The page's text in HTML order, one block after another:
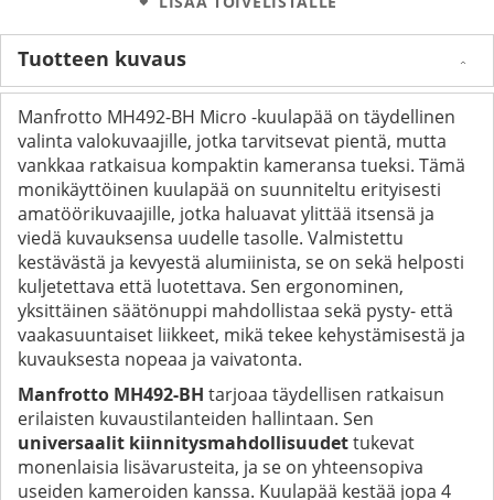
Tuotteen kuvaus
Manfrotto MH492-BH Micro -kuulapää on täydellinen
valinta valokuvaajille, jotka tarvitsevat pientä, mutta
vankkaa ratkaisua kompaktin kameransa tueksi. Tämä
monikäyttöinen kuulapää on suunniteltu erityisesti
amatöörikuvaajille, jotka haluavat ylittää itsensä ja
viedä kuvauksensa uudelle tasolle. Valmistettu
kestävästä ja kevyestä alumiinista, se on sekä helposti
kuljetettava että luotettava. Sen ergonominen,
yksittäinen säätönuppi mahdollistaa sekä pysty- että
vaakasuuntaiset liikkeet, mikä tekee kehystämisestä ja
kuvauksesta nopeaa ja vaivatonta.
Manfrotto MH492-BH tarjoaa täydellisen ratkaisun
erilaisten kuvaustilanteiden hallintaan. Sen
universaalit kiinnitysmahdollisuudettukevat
monenlaisia lisävarusteita, ja se on yhteensopiva
useiden kameroiden kanssa. Kuulapää kestää jopa 4